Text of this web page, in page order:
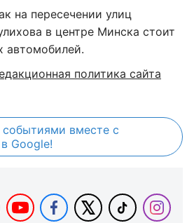
на пересечении улиц
в центре Минска стоит
автомобилей.
политика сайта
событиями вместе с
Google!